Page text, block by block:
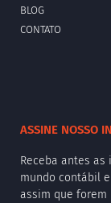
BLOG
CONTATO
ASSINE NOSSO
Receba antes
mundo contábil
assim que forem